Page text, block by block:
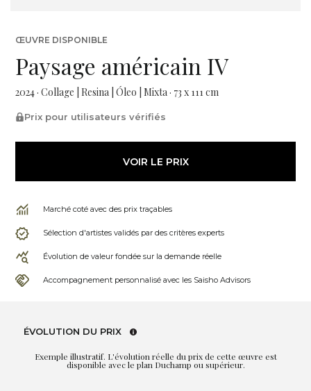
ŒUVRE DISPONIBLE
Paysage américain IV
2024 · Collage | Resina | Óleo | Mixta · 73 x 111 cm
Prix pour utilisateurs vérifiés
VOIR LE PRIX
Marché coté avec des prix traçables
Sélection d'artistes validés par des critères experts
Évolution de valeur fondée sur la demande réelle
Accompagnement personnalisé avec les Saisho Advisors
ÉVOLUTION DU PRIX
Exemple illustratif. L'évolution réelle du prix de cette œuvre est
disponible avec le plan Duchamp ou supérieur.